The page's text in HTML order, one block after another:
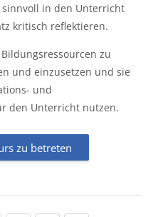
in den Unterricht
kritisch reflektieren.
zu
und einzusetzen und sie
und
den Unterricht nutzen.
zu betreten